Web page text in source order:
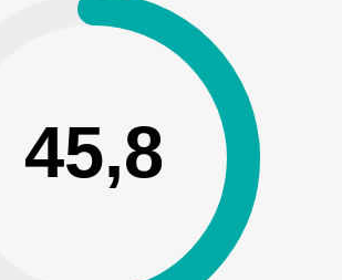
45,8